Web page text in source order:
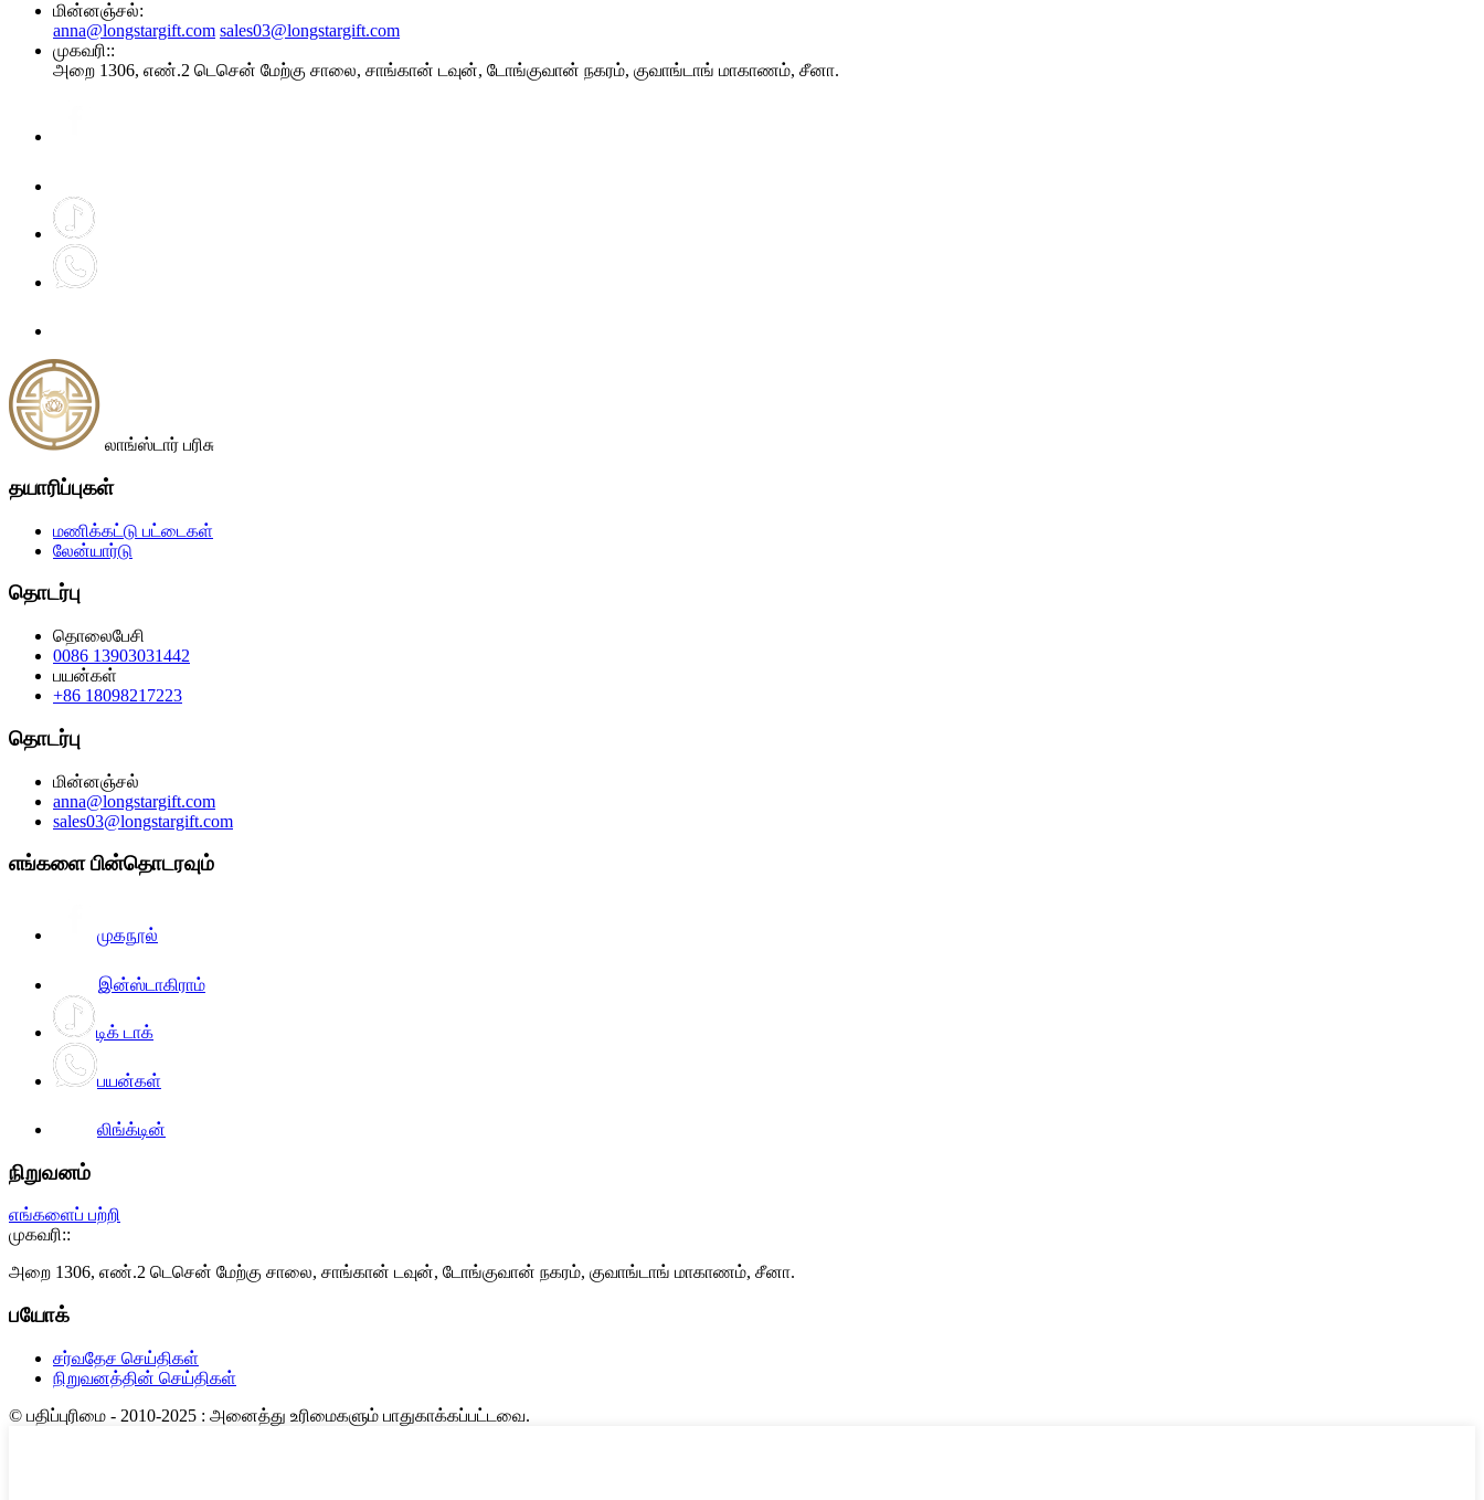
மின்னஞ்சல்:
anna@longstargift.com sales03@longstargift.com
முகவரி::
அறை 1306, எண்.2 டெசென் மேற்கு சாலை, சாங்கான் டவுன், டோங்குவான் நகரம், குவாங்டாங் மாகாணம், சீனா.
லாங்ஸ்டார் பரிசு
தயாரிப்புகள்
மணிக்கட்டு பட்டைகள்
லேன்யார்டு
தொடர்பு
தொலைபேசி
0086 13903031442
பயன்கள்
+86 18098217223
தொடர்பு
மின்னஞ்சல்
anna@longstargift.com
sales03@longstargift.com
எங்களை பின்தொடரவும்
முகநூல்
இன்ஸ்டாகிராம்
டிக் டாக்
பயன்கள்
லிங்க்டின்
நிறுவனம்
எங்களைப் பற்றி
முகவரி::
அறை 1306, எண்.2 டெசென் மேற்கு சாலை, சாங்கான் டவுன், டோங்குவான் நகரம், குவாங்டாங் மாகாணம், சீனா.
பயோக்
சர்வதேச செய்திகள்
நிறுவனத்தின் செய்திகள்
© பதிப்புரிமை - 2010-2025 : அனைத்து உரிமைகளும் பாதுகாக்கப்பட்டவை.